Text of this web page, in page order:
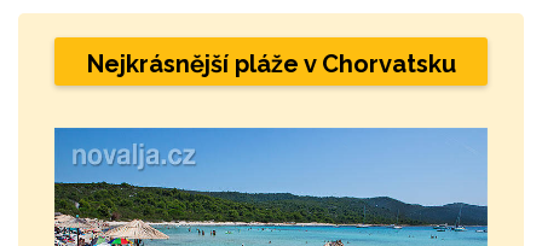
Nejkrásnější pláže v Chorvatsku